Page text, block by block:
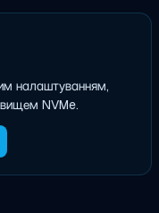
налаштуванням,
NVMe.